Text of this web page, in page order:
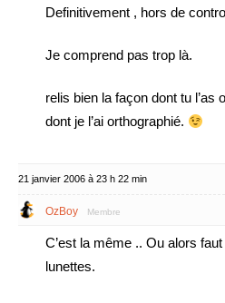
Definitivement , hors de
Je comprend pas trop là.
relis bien la façon dont tu l’as
dont je l’ai orthographié.
21 janvier 2006 à 23 h 22 min
OzBoy Membre
C’est la même .. Ou alors
lunettes.